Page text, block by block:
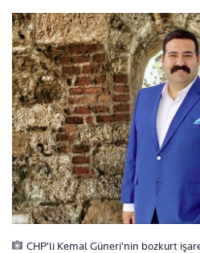
CHP'li Kemal Güneri'nin bozkurt